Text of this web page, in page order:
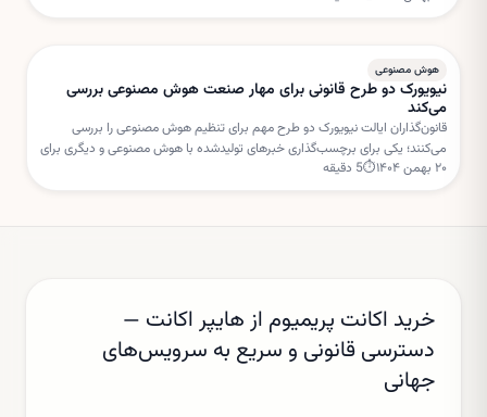
هوش مصنوعی
نیویورک دو طرح قانونی برای مهار صنعت هوش مصنوعی بررسی
می‌کند
قانون‌گذاران ایالت نیویورک دو طرح مهم برای تنظیم هوش مصنوعی را بررسی
می‌کنند؛ یکی برای برچسب‌گذاری خبرهای تولیدشده با هوش مصنوعی و دیگری برای
تعلیق مجوز ساخت مراکز داده جدید.
۲۰ بهمن ۱۴۰۴ ⏱
5 دقیقه
خرید اکانت پریمیوم از هایپر اکانت —
دسترسی قانونی و سریع به سرویس‌های
جهانی